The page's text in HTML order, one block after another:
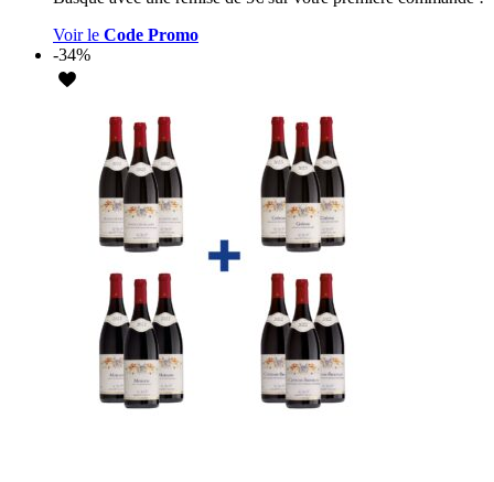
Voir le Code Promo
-34%